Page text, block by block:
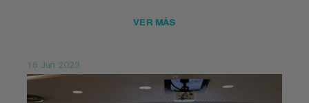
VER MÁS
16 Jun 2023